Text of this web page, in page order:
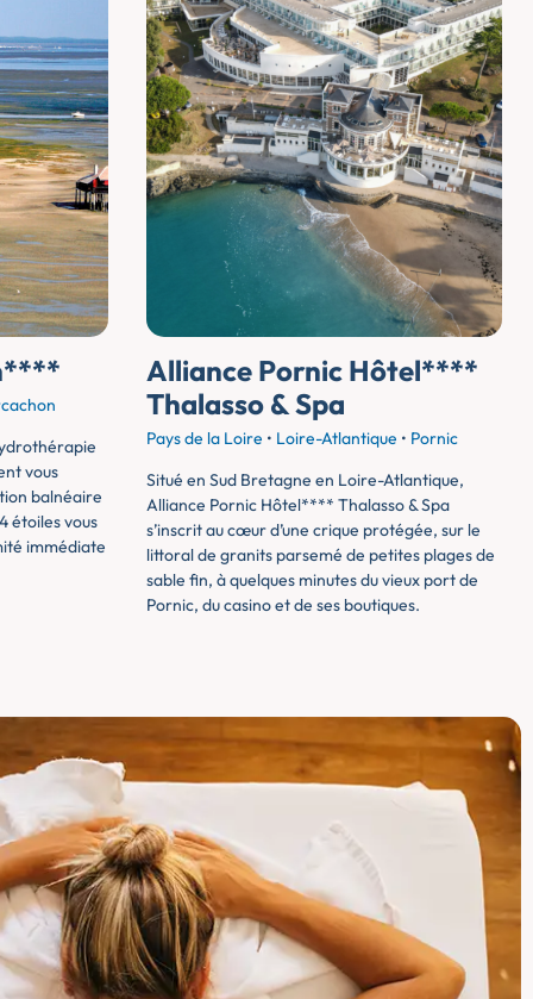
vous
balnéaire
étoiles vous
immédiate
Alliance Pornic Hôtel****
Thalasso & Spa
Pays de la Loire • Loire-Atlantique • Pornic
Situé en Sud Bretagne en Loire-Atlantique,
Alliance Pornic Hôtel**** Thalasso & Spa
s’inscrit au cœur d’une crique protégée, sur le
littoral de granits parsemé de petites plages de
sable fin, à quelques minutes du vieux port de
Pornic, du casino et de ses boutiques.